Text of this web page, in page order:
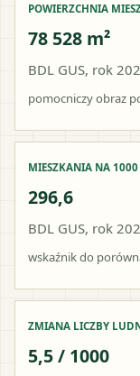
POWIERZCHNIA
78 528 m²
BDL GUS, rok
pomocniczy obraz
MIESZKANIA NA
296,6
BDL GUS, rok
wskaźnik do
ZMIANA LICZBY
5,5 / 1000